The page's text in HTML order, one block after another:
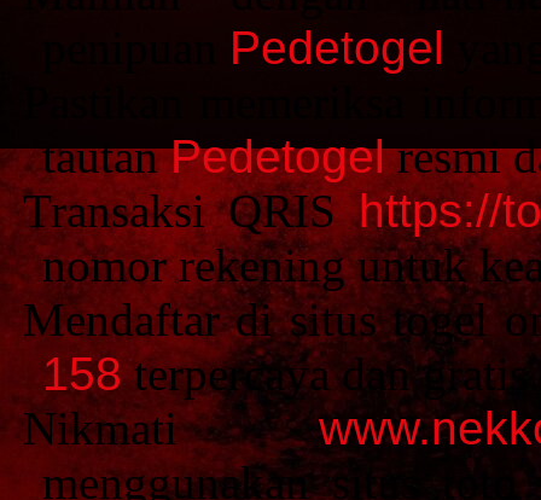
Pedetogel
tautanPedetogelresmi
Transaksi QRIShttps://
nomor rekening untuk
Mendaftar di situs togel
158terpercaya dan gratis.
Nikmati
menggunakan situs